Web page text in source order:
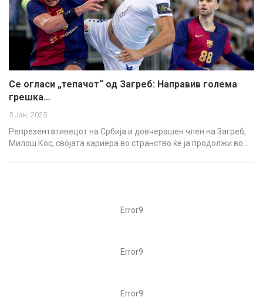
Се огласи „тепачот“ од Загреб: Направив голема
грешка…
5 Јан, 2025
Репрезентативецот на Србија и довчерашен член на Загреб,
Милош Кос, својата кариера во странство ќе ја продолжи во…
Error9
Error9
Error9